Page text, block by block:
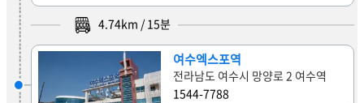
4.74km / 15분
여수엑스포역
전라남도 여수시 망양로 2 여수역
1544-7788